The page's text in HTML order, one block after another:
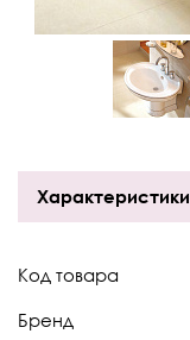
Характеристики
Код товара
Бренд